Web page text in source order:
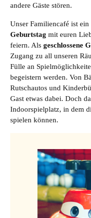
andere Gäste stören.
Unser Familiencafé ist
Geburtstag mit euren
feiern. Alsgeschlossene
Zugang zu all unseren
Fülle an
begeistern werden. Von
Rutschautos und
Gast etwas dabei. Doch
Indoorspielplatz, in dem
spielen können.